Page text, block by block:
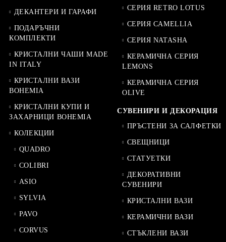
ДЕКАНТЕРИ И ГАРАФИ
ПОДАРЪЧНИ
КОМПЛЕКТИ
КРИСТАЛНИ ЧАШИ MADE
IN ITALY
КРИСТАЛНИ ВАЗИ
BOHEMIA
КРИСТАЛНИ КУПИ И
ЗАХАРНИЦИ BOHEMIA
КОЛЕКЦИИ
QUADRO
COLIBRI
ASIO
SYLVIA
PAVO
CORVUS
СЕРИЯ RETRO LOTUS
СЕРИЯ CAMELLIA
СЕРИЯ NATASHA
КЕРАМИЧНА СЕРИЯ
LEMONS
КЕРАМИЧНА СЕРИЯ
OLIVE
СУВЕНИРИ И ДЕКОРАЦИЯ
ПРЪСТЕНИ ЗА САЛФЕТКИ
СВЕЩНИЦИ
СТАТУЕТКИ
ДЕКОРАТИВНИ
СУВЕНИРИ
КРИСТАЛНИ ВАЗИ
КЕРАМИЧНИ ВАЗИ
СТЪКЛЕНИ ВАЗИ